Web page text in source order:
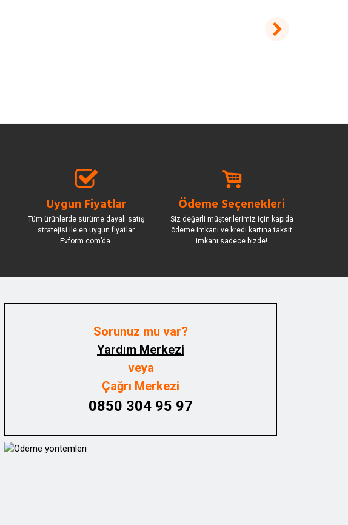
Uygun Fiyatlar
Tüm ürünlerde sürüme dayalı satış
stratejisi ile en uygun fiyatlar
Evform.com’da.
Ödeme Seçenekleri
Siz değerli müşterilerimiz için kapıda
ödeme imkanı ve kredi kartına taksit
imkanı sadece bizde!
Sorunuz mu var?
Yardım Merkezi
veya
Çağrı Merkezi
0850 304 95 97